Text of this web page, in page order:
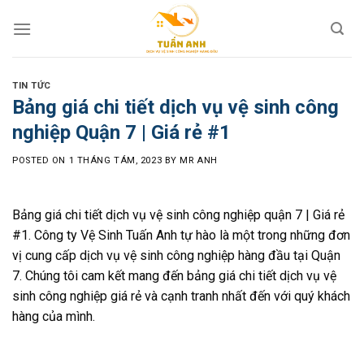
TIN TỨC
Bảng giá chi tiết dịch vụ vệ sinh công
nghiệp Quận 7 | Giá rẻ #1
POSTED ON 1 THÁNG TÁM, 2023 BYMR ANH
Bảng giá chi tiết dịch vụ vệ sinh công nghiệp quận 7 | Giá rẻ
#1. Công ty Vệ Sinh Tuấn Anh tự hào là một trong những đơn
vị cung cấp dịch vụ vệ sinh công nghiệp hàng đầu tại Quận
7. Chúng tôi cam kết mang đến bảng giá chi tiết dịch vụ vệ
sinh công nghiệp giá rẻ và cạnh tranh nhất đến với quý khách
hàng của mình.